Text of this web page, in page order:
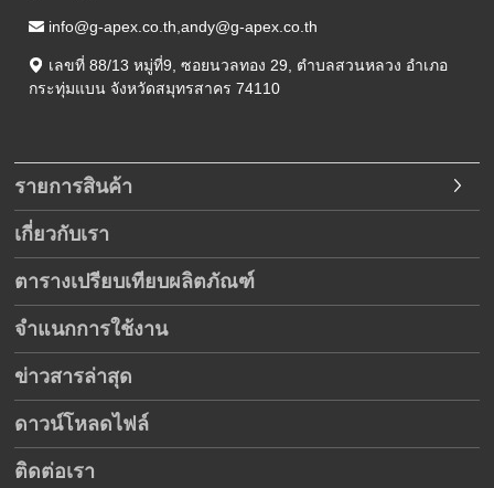
info@g-apex.co.th,andy@g-apex.co.th
เลขที่ 88/13 หมู่ที่9 ,ซอยนวลทอง 29
ตำบลสวนหลวง อำเภอ
กระทุ่มแบน จังหวัดสมุทรสาคร 74110
รายการสินค้า
เกี่ยวกับเรา
ตารางเปรียบเทียบผลิตภัณฑ์
จำแนกการใช้งาน
ข่าวสารล่าสุด
ดาวน์โหลดไฟล์
ติดต่อเรา